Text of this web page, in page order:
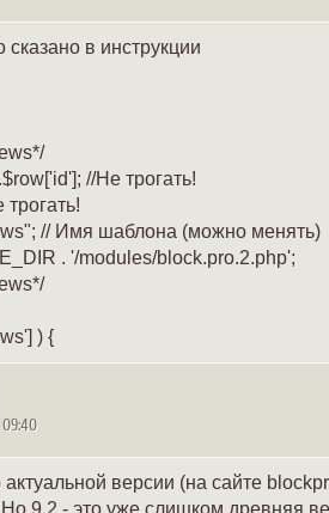
в инструкции
//Не трогать!
// Имя шаблона (можно менять)
. '/modules/block.pro.2.php';
) {
09:40
версии (на сайте